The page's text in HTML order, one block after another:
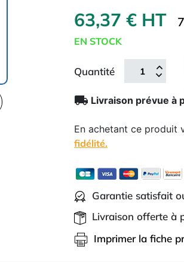
63,37 € HT
EN STOCK
Quantité
local_shipping Livraison prévue à
En achetant ce produit
fidélité.
Garantie satisfait
Livraison offerte à
Imprimer la fiche